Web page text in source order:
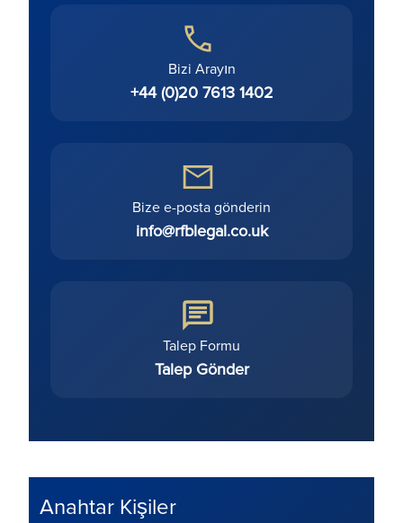
Bizi Arayın
+44 (0)20 7613 1402
Bize e-posta gönderin
info@rfblegal.co.uk
Talep Formu
Talep Gönder
Anahtar Kişiler